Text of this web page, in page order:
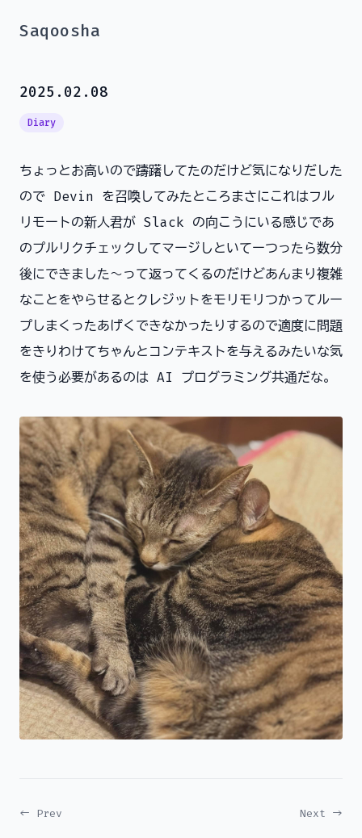
Saqoosha
2025.02.08
Diary
ちょっとお高いので躊躇してたのだけど気になりだした
ので Devin を召喚してみたところまさにこれはフル
リモートの新人君が Slack の向こうにいる感じであ
のプルリクチェックしてマージしといてーつったら数分
後にできました〜って返ってくるのだけどあんまり複雑
なことをやらせるとクレジットをモリモリつかってルー
プしまくったあげくできなかったりするので適度に問題
をきりわけてちゃんとコンテキストを与えるみたいな気
を使う必要があるのは AI プログラミング共通だな。
← Prev Next →